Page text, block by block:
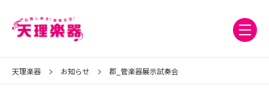
天理楽器 お知らせ 郡_管楽器展示試奏会